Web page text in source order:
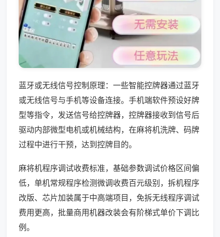
蓝牙或无线信号控制原理：一些智能控牌器通过蓝牙
或无线信号与手机等设备连接。手机端软件预设好牌
型等指令，发送信号给控牌器，控牌器接收到信号后
驱动内部微型电机或机械结构，在麻将机洗牌、码牌
过程中进行干预，达到控牌目的。
麻将机程序调试收费标准，基础参数调试价格区间偏
低，单机常规程序检测微调收费百元级别，拆机程序
改版、芯片加装属于中高端项目，免拆无线程序调试
费用更高，批量商用机器改装会有阶梯式单价下调比
例。